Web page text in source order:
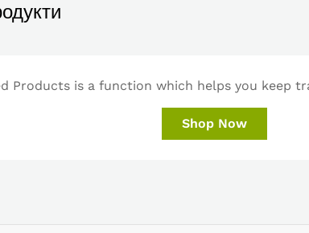
Products is a function which helps you keep
Shop Now